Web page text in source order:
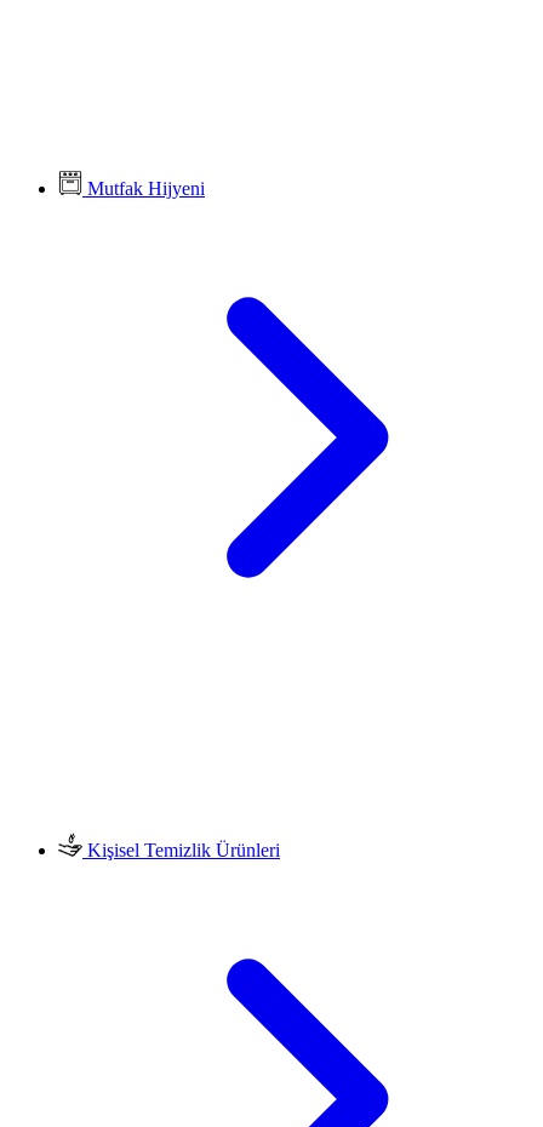
Mutfak Hijyeni
Kişisel Temizlik Ürünleri